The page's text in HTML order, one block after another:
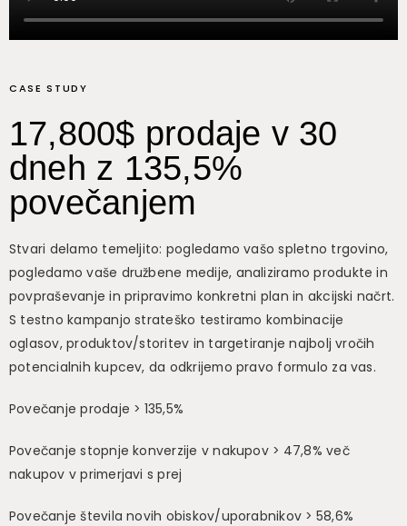
CASE STUDY
17,800$ prodaje v 30
dneh z 135,5%
povečanjem
Stvari delamo temeljito: pogledamo vašo spletno trgovino,
pogledamo vaše družbene medije, analiziramo produkte in
povpraševanje in pripravimo konkretni plan in akcijski načrt.
S testno kampanjo strateško testiramo kombinacije
oglasov, produktov/storitev in targetiranje najbolj vročih
potencialnih kupcev, da odkrijemo pravo formulo za vas.
Povečanje prodaje > 135,5%
Povečanje stopnje konverzije v nakupov > 47,8% več
nakupov v primerjavi s prej
Povečanje števila novih obiskov/uporabnikov > 58,6%